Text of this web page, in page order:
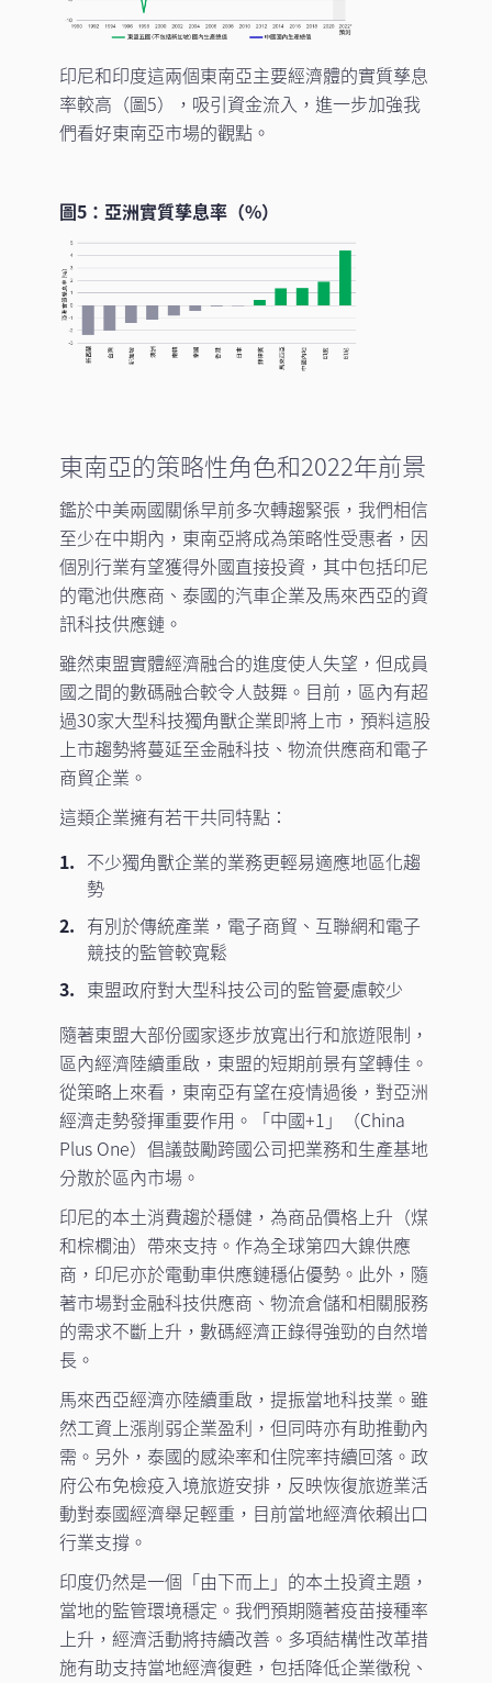
印尼和印度這兩個東南亞主要經濟體的實質孳息
率較高（圖5），吸引資金流入，進一步加強我
們看好東南亞市場的觀點。
圖5：亞洲實質孳息率（%）
東南亞的策略性角色和2022年前景
鑑於中美兩國關係早前多次轉趨緊張，我們相信
至少在中期內，東南亞將成為策略性受惠者，因
個別行業有望獲得外國直接投資，其中包括印尼
的電池供應商、泰國的汽車企業及馬來西亞的資
訊科技供應鏈。
雖然東盟實體經濟融合的進度使人失望，但成員
國之間的數碼融合較令人鼓舞。目前，區內有超
過30家大型科技獨角獸企業即將上市，預料這股
上市趨勢將蔓延至金融科技、物流供應商和電子
商貿企業。
這類企業擁有若干共同特點：
不少獨角獸企業的業務更輕易適應地區化趨
勢
有別於傳統產業，電子商貿、互聯網和電子
競技的監管較寬鬆
東盟政府對大型科技公司的監管憂慮較少
隨著東盟大部份國家逐步放寬出行和旅遊限制，
區內經濟陸續重啟，東盟的短期前景有望轉佳。
從策略上來看，東南亞有望在疫情過後，對亞洲
經濟走勢發揮重要作用。「中國+1」（China
Plus One）倡議鼓勵跨國公司把業務和生產基地
分散於區內市場。
印尼的本土消費趨於穩健，為商品價格上升（煤
和棕櫚油）帶來支持。作為全球第四大鎳供應
商，印尼亦於電動車供應鏈穩佔優勢。此外，隨
著市場對金融科技供應商、物流倉儲和相關服務
的需求不斷上升，數碼經濟正錄得強勁的自然增
長。
馬來西亞經濟亦陸續重啟，提振當地科技業。雖
然工資上漲削弱企業盈利，但同時亦有助推動內
需。另外，泰國的感染率和住院率持續回落。政
府公布免檢疫入境旅遊安排，反映恢復旅遊業活
動對泰國經濟舉足輕重，目前當地經濟依賴出口
行業支撐。
印度仍然是一個「由下而上」的本土投資主題，
當地的監管環境穩定。我們預期隨著疫苗接種率
上升，經濟活動將持續改善。多項結構性改革措
施有助支持當地經濟復甦，包括降低企業徵稅、